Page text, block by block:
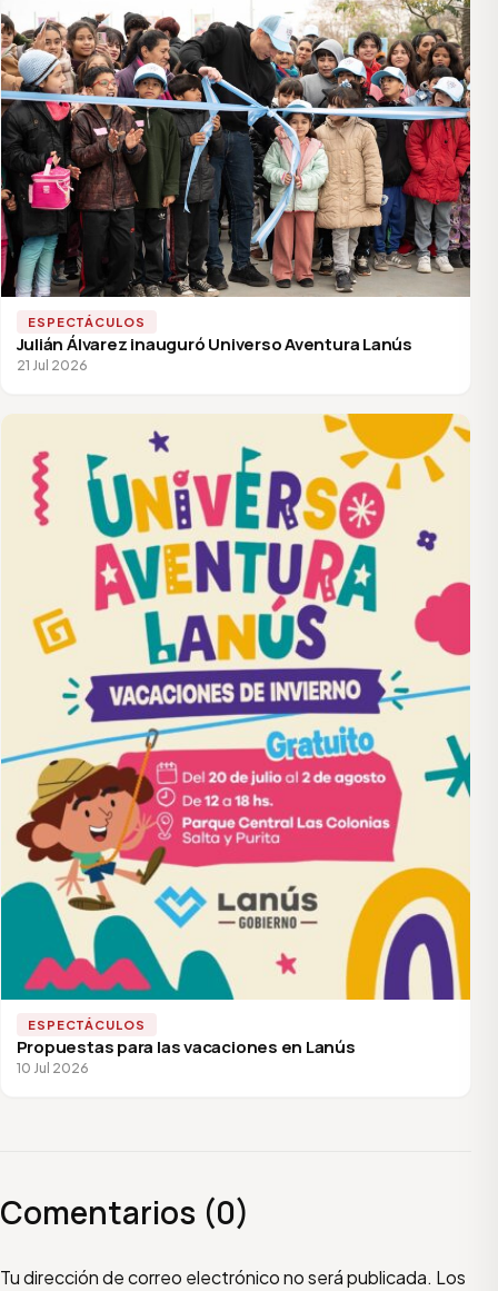
ESPECTÁCULOS
Julián Álvarez inauguró Universo Aventura Lanús
21 Jul 2026
ESPECTÁCULOS
Propuestas para las vacaciones en Lanús
10 Jul 2026
Comentarios (0)
Tu dirección de correo electrónico no será publicada. Los
Escribí tu comentario
Nombre
Email